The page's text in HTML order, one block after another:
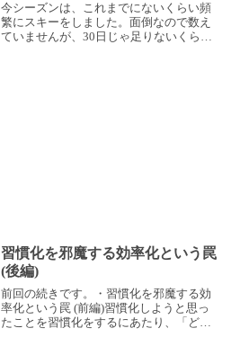
今シーズンは、これまでにないくらい頻
繁にスキーをしました。面倒なので数え
ていませんが、30日じゃ足りないくらい
習慣化を邪魔する効率化という罠
(後編)
前回の続きです。・習慣化を邪魔する効
率化という罠 (前編)習慣化しようと思っ
たことを習慣化をするにあたり、「どう